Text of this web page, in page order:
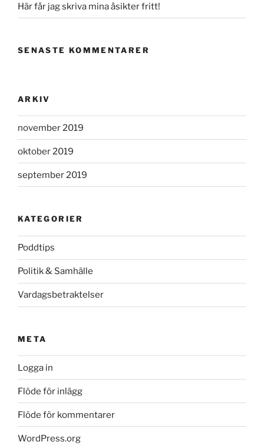
Här får jag skriva mina åsikter fritt!
SENASTE KOMMENTARER
ARKIV
november 2019
oktober 2019
september 2019
KATEGORIER
Poddtips
Politik & Samhälle
Vardagsbetraktelser
META
Logga in
Flöde för inlägg
Flöde för kommentarer
WordPress.org